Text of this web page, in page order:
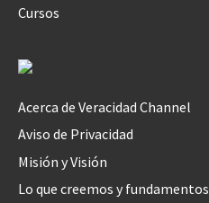
Cursos
Acerca de Veracidad Channel
Aviso de Privacidad
Misión y Visión
Lo que creemos y fundamentos